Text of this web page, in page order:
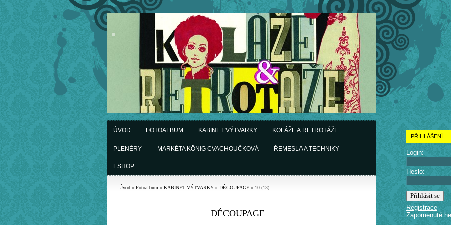
ÚVOD FOTOALBUM KABINET VÝTVARKY KOLÁŽE A RETROTÁŽE
PLENÉRY MARKÉTA KÖNIG CVACHOUČKOVÁ ŘEMESLA A TECHNIKY
ESHOP
Úvod » Fotoalbum » KABINET VÝTVARKY » DÉCOUPAGE » 10 (13)
DÉCOUPAGE
PŘIHLÁŠENÍ
Login:
Heslo:
Registrace
Zapomenuté